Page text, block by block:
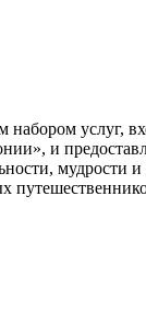
услуг,
и